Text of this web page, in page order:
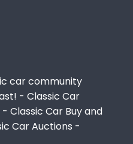
car community
- Classic Car
Classic Car Buy and
Car Auctions -